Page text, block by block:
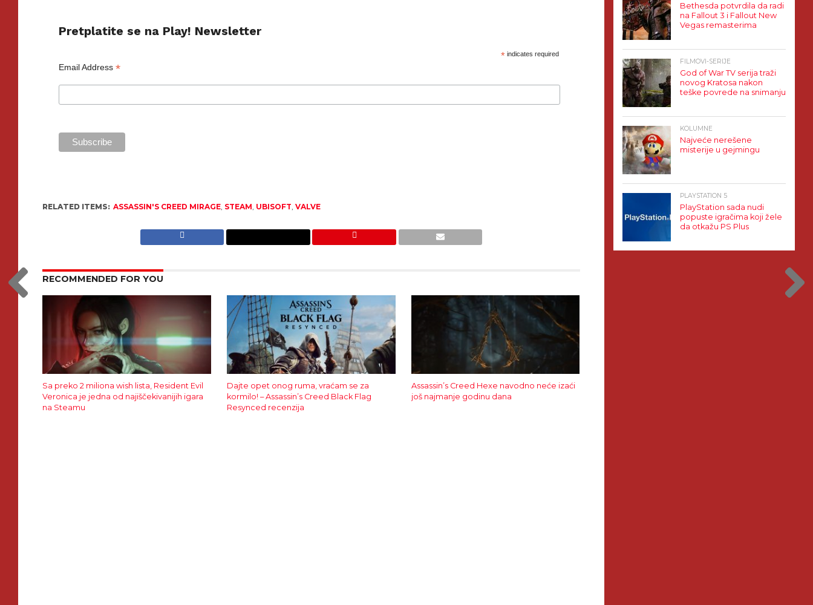
Pretplatite se na Play! Newsletter
* indicates required
Email Address*
RELATED ITEMS: ASSASSIN'S CREED MIRAGE STEAM UBISOFT ,VALVE
RECOMMENDED FOR YOU
Sa preko 2 miliona wish lista, Resident Evil
Veronica je jedna od najiščekivanijih igara
na Steamu
Dajte opet onog ruma, vraćam se za
kormilo! – Assassin’s Creed Black Flag
Resynced recenzija
Assassin’s Creed Hexe navodno neće izaći
još najmanje godinu dana
Bethesda potvrdila da radi
na Fallout 3 i Fallout New
Vegas remasterima
FILMOVI-SERIJE
God of War TV serija traži
novog Kratosa nakon
teške povrede na snimanju
KOLUMNE
Najveće nerešene
misterije u gejmingu
PLAYSTATION 5
PlayStation sada nudi
popuste igračima koji žele
da otkažu PS Plus